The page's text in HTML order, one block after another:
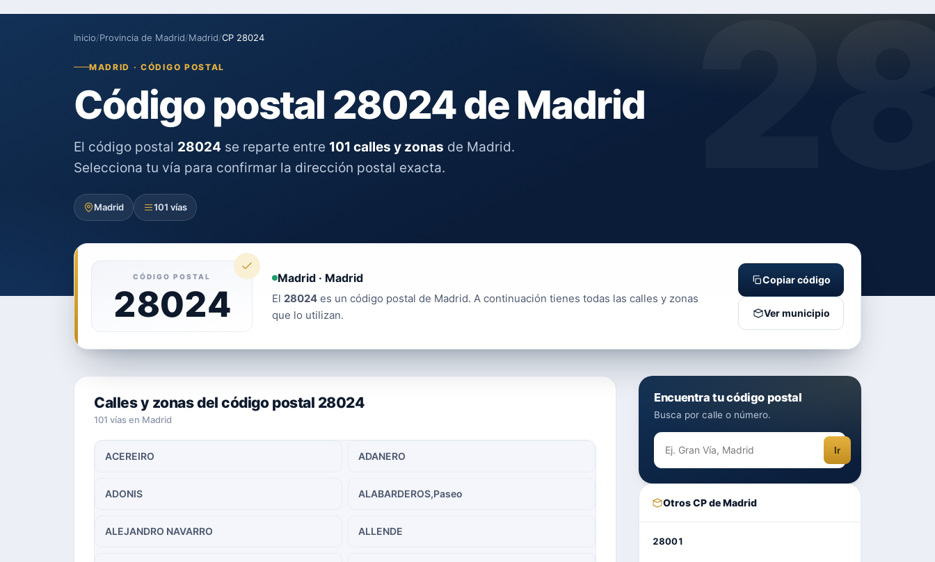
Inicio/Provincia de Madrid/Madrid/CP 28024
MADRID · CÓDIGO POSTAL
Código postal 28024 de Madrid
El código postal 28024 se reparte entre 101 calles y zonas de Madrid.
Selecciona tu vía para confirmar la dirección postal exacta.
Madrid 101 vías
CÓDIGO POSTAL
28024
Madrid · Madrid
El 28024 es un código postal de Madrid. A continuación tienes todas las calles y zonas
que lo utilizan.
Copiar código
Ver municipio
Calles y zonas del código postal 28024
101 vías en Madrid
ACEREIRO ADANERO
ADONIS ALABARDEROS,Paseo
ALEJANDRO NAVARRO ALLENDE
Encuentra tu código postal
Busca por calle o número.
Ir
Otros CP de Madrid
28001